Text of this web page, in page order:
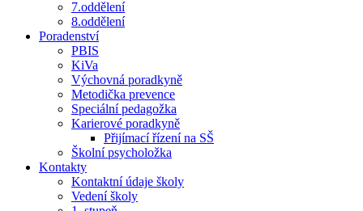
7.oddělení
8.oddělení
Poradenství
PBIS
KiVa
Výchovná poradkyně
Metodička prevence
Speciální pedagožka
Karierové poradkyně
Přijímací řízení na SŠ
Školní psycholožka
Kontakty
Kontaktní údaje školy
Vedení školy